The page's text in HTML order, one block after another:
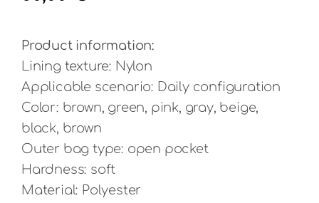
Product information:
Lining texture: Nylon
Applicable scenario: Daily configuration
Color: brown, green, pink, gray, beige,
black, brown
Outer bag type: open pocket
Hardness: soft
Material: Polyester